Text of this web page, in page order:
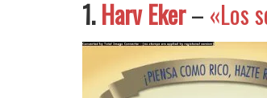
1.Harv Eker– «Los